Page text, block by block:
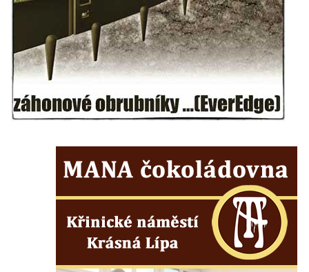
Chomutově
Kašna v parku před Základní školou
akademika Heyrovského v Chomutově
Kašna na domě Stallburg v Kyselce
Kamenici
Šenově
Kašna pramene Antala Staška na Riegrově
údolí u Šluknova
Cechovní kašna v Kamenné ulici v Chebu
Kašna na náměstí Dr. E. Beneše v Jirkově